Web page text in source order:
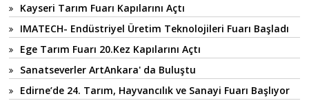
Kayseri Tarım Fuarı Kapılarını Açtı
IMATECH- Endüstriyel Üretim Teknolojileri Fuarı Başladı
Ege Tarım Fuarı 20.Kez Kapılarını Açtı
Sanatseverler ArtAnkara' da Buluştu
Edirne’de 24. Tarım, Hayvancılık ve Sanayi Fuarı Başlıyor